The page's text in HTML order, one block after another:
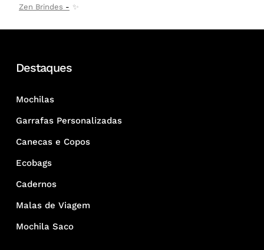
Zen Brindes
✨
Destaques
Mochilas
Garrafas Personalizadas
Canecas e Copos
Ecobags
Cadernos
Malas de Viagem
Mochila Saco